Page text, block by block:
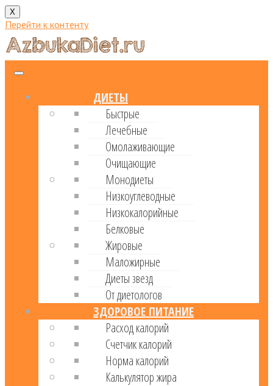
X
Перейти к контенту
ДИЕТЫ
Быстрые
Лечебные
Омолаживающие
Очищающие
Монодиеты
Низкоуглеводные
Низкокалорийные
Белковые
Жировые
Маложирные
Диеты звезд
От диетологов
ЗДОРОВОЕ ПИТАНИЕ
Расход калорий
Cчетчик калорий
Норма калорий
Калькулятор жира